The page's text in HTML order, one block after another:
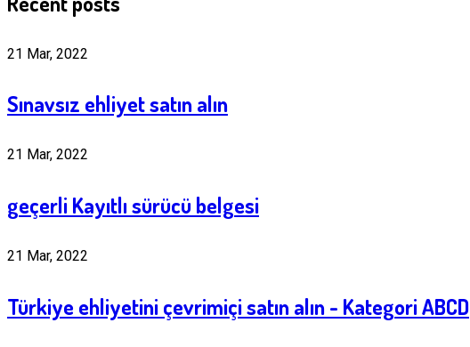
21 Mar, 2022
Sınavsız ehliyet satın alın
21 Mar, 2022
geçerli Kayıtlı sürücü belgesi
21 Mar, 2022
Türkiye ehliyetini çevrimiçi satın alın - Kategori ABCD